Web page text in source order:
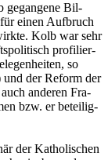
ge­gan­ge­ne Bil­
einen Auf­bruch
Kolb war sehr
pro­fi­lier­
so
und der Re­form der
an­de­ren Fra­
bzw. er be­tei­lig­
der Ka­tho­li­schen